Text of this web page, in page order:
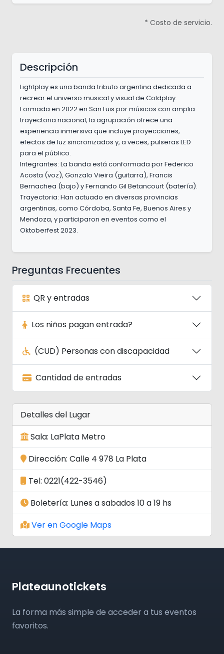
* Costo de servicio.
Descripción
Lightplay es una banda tributo argentina dedicada a
recrear el universo musical y visual de Coldplay.
Formada en 2022 en San Luis por músicos con amplia
trayectoria nacional, la agrupación ofrece una
experiencia inmersiva que incluye proyecciones,
efectos de luz sincronizados y, a veces, pulseras LED
para el público.
Integrantes: La banda está conformada por Federico
Acosta (voz), Gonzalo Vieira (guitarra), Francis
Bernachea (bajo) y Fernando Gil Betancourt (batería).
Trayectoria: Han actuado en diversas provincias
argentinas, como Córdoba, Santa Fe, Buenos Aires y
Mendoza, y participaron en eventos como el
Oktoberfest 2023.
Preguntas Frecuentes
QR y entradas
Los niños pagan entrada?
(CUD) Personas con discapacidad
Cantidad de entradas
Detalles del Lugar
Sala: LaPlata Metro
Dirección: Calle 4 978 La Plata
Tel: 0221(422-3546)
Boletería: Lunes a sabados 10 a 19 hs
Ver en Google Maps
Plateaunotickets
La forma más simple de acceder a tus eventos
favoritos.